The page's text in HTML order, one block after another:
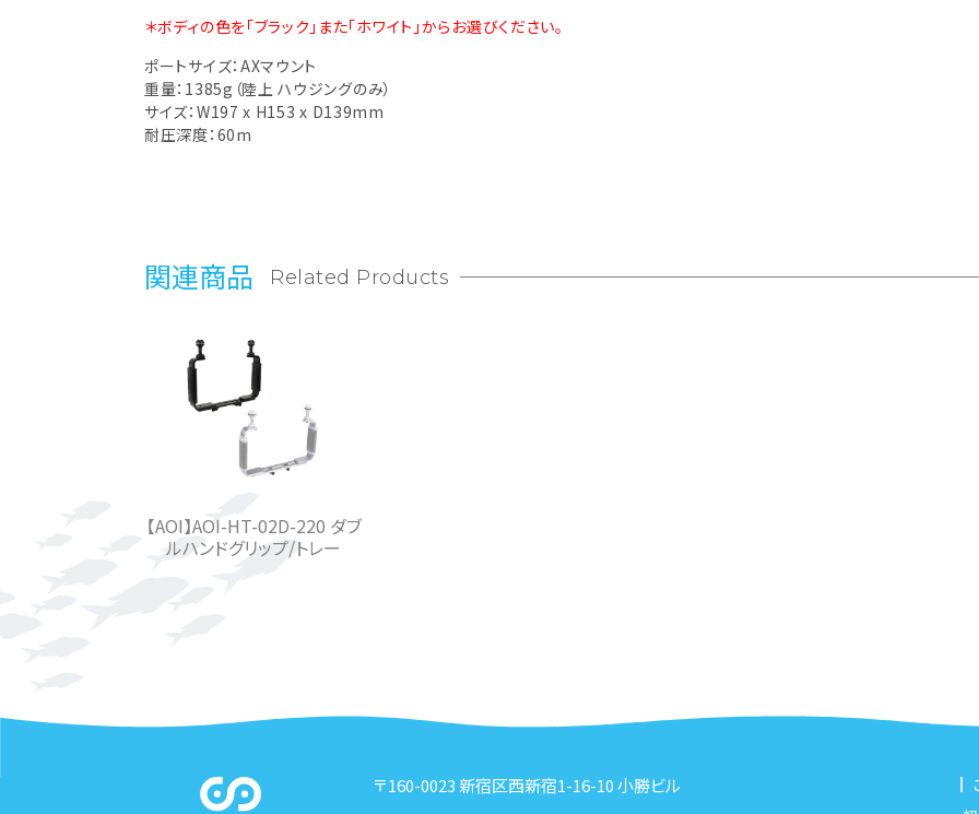
＊ボディの色を「ブラック」また「ホワイト」からお選びください。
ポートサイズ：AXマウント
重量：1385g（陸上 ハウジングのみ）
サイズ：W197 x H153 x D139mm
耐圧深度：60m
関連商品 Related Products
【AOI】AOI-HT-02D-220 ダブ
ルハンドグリップ/トレー
〒160-0023 新宿区西新宿1-16-10 小勝ビル